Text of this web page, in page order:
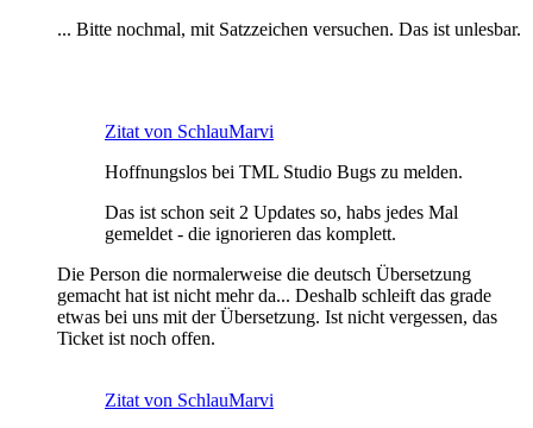
... Bitte nochmal, mit Satzzeichen versuchen. Das ist unlesbar.
Zitat von SchlauMarvi
Hoffnungslos bei TML Studio Bugs zu melden.
Das ist schon seit 2 Updates so, habs jedes Mal
gemeldet - die ignorieren das komplett.
Die Person die normalerweise die deutsch Übersetzung
gemacht hat ist nicht mehr da... Deshalb schleift das grade
etwas bei uns mit der Übersetzung. Ist nicht vergessen, das
Ticket ist noch offen.
Zitat von SchlauMarvi